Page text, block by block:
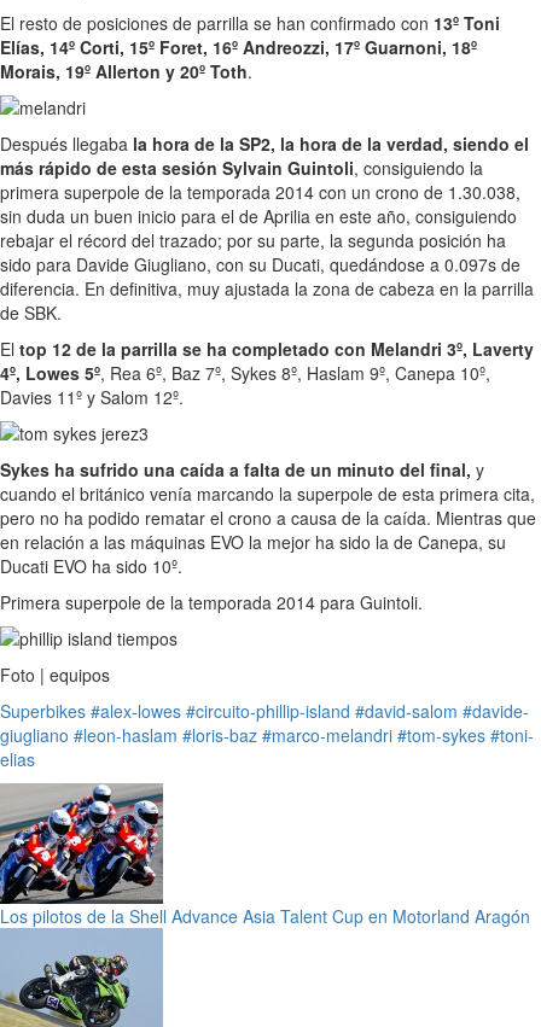
El resto de posiciones de parrilla se han confirmado con 13º Toni
Elías, 14º Corti, 15º Foret, 16º Andreozzi, 17º Guarnoni, 18º
Morais, 19º Allerton y 20º Toth.
Después llegaba la hora de la SP2, la hora de la verdad, siendo el
más rápido de esta sesión Sylvain Guintoli, consiguiendo la
primera superpole de la temporada 2014 con un crono de 1.30.038,
sin duda un buen inicio para el de Aprilia en este año, consiguiendo
rebajar el récord del trazado; por su parte, la segunda posición ha
sido para Davide Giugliano, con su Ducati, quedándose a 0.097s de
diferencia. En definitiva, muy ajustada la zona de cabeza en la parrilla
de SBK.
El top 12 de la parrilla se ha completado con Melandri 3º, Laverty
4º, Lowes 5º, Rea 6º, Baz 7º, Sykes 8º, Haslam 9º, Canepa 10º,
Davies 11º y Salom 12º.
Sykes ha sufrido una caída a falta de un minuto del final, y
cuando el británico venía marcando la superpole de esta primera cita,
pero no ha podido rematar el crono a causa de la caída. Mientras que
en relación a las máquinas EVO la mejor ha sido la de Canepa, su
Ducati EVO ha sido 10º.
Primera superpole de la temporada 2014 para Guintoli.
Foto | equipos
Superbikes #alex-lowes #circuito-phillip-island #david-salom #davide-
giugliano #leon-haslam #loris-baz #marco-melandri #tom-sykes #toni-
elias
Los pilotos de la Shell Advance Asia Talent Cup en Motorland Aragón